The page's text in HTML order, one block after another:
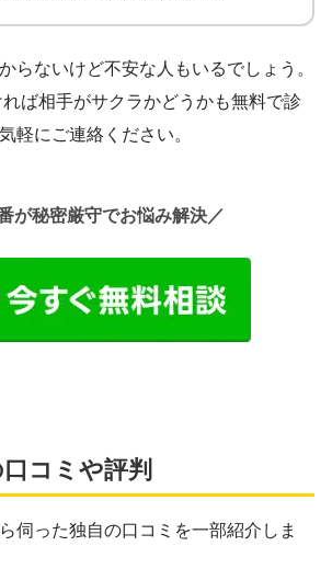
らないけど不安な人もいるでしょう。
ば相手がサクラかどうかも無料で診
軽にご連絡ください。
が秘密厳守でお悩み解決／
口コミや評判
伺った独自の口コミを一部紹介しま